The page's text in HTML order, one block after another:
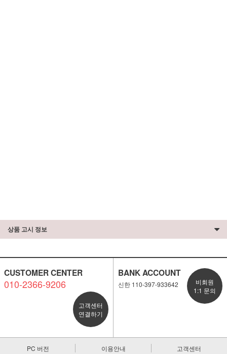
상품 고시 정보
CUSTOMER CENTER
010-2366-9206
고객센터
연결하기
BANK ACCOUNT
신한 110-397-933642
비회원
1:1 문의
PC 버전 이용안내 고객센터